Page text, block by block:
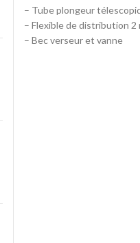
– Tube plongeur
– Flexible de distribution 2
– Bec verseur et vanne